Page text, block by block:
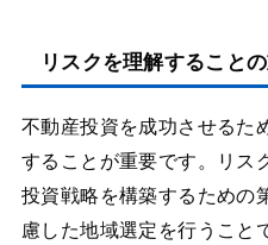
リスクを理解すること
不動産投資を成功させるた
することが重要です。リス
投資戦略を構築するための
慮した地域選定を行うこと